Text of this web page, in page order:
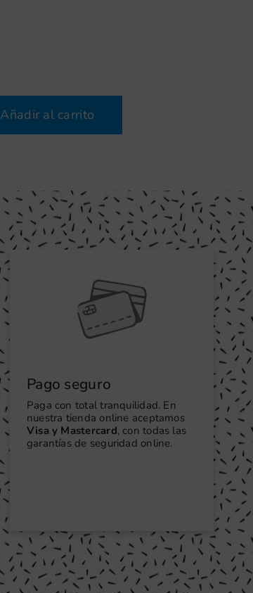
Añadir al carrito
Pago seguro
Paga con total tranquilidad. En
nuestra tienda online aceptamos
Visa y Mastercard, con todas las
garantías de seguridad online.